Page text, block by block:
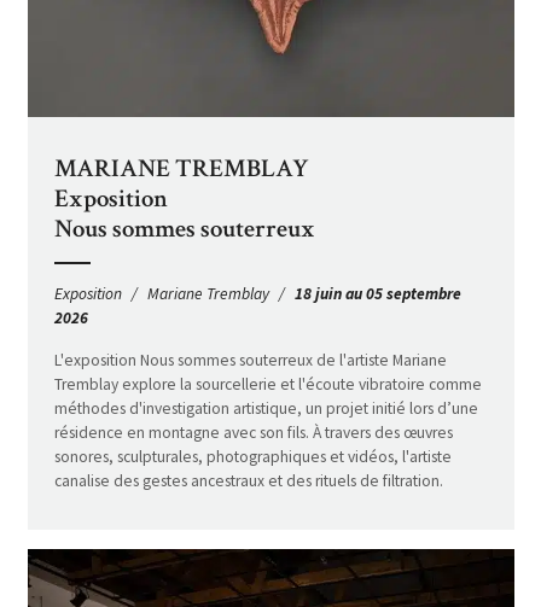
MARIANE TREMBLAY
Exposition
Nous sommes souterreux
Exposition Mariane Tremblay
18 juin au 05 septembre
2026
L'exposition Nous sommes souterreux de l'artiste Mariane
Tremblay explore la sourcellerie et l'écoute vibratoire comme
méthodes d'investigation artistique, un projet initié lors d’une
résidence en montagne avec son fils. À travers des œuvres
sonores, sculpturales, photographiques et vidéos, l'artiste
canalise des gestes ancestraux et des rituels de filtration.